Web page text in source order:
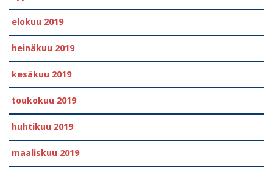
elokuu 2019
heinäkuu 2019
kesäkuu 2019
toukokuu 2019
huhtikuu 2019
maaliskuu 2019